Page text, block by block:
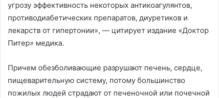
угрозу эффективность некоторых антикоагулянтов,
противодиабетических препаратов, диуретиков и
лекарств от гипертонии», — цитирует издание «Доктор
Питер» медика.
Причем обезболивающие разрушают печень, сердце,
пищеварительную систему, потому большинство
пожилых людей страдают от печеночной или почечной